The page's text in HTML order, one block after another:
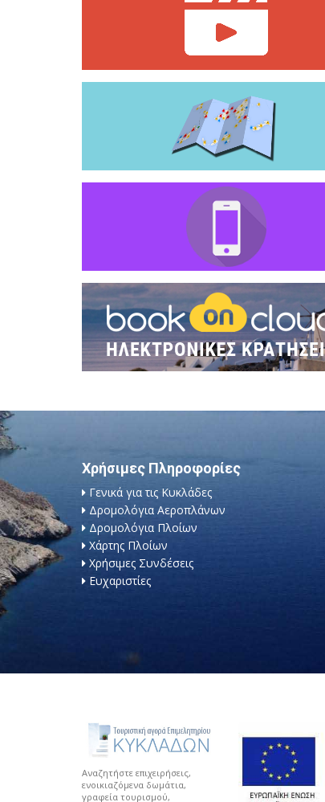
Χρήσιμες Πληροφορίες
Γενικά για τις Κυκλάδες
Δρομολόγια Αεροπλάνων
Δρομολόγια Πλοίων
Χάρτης Πλοίων
Χρήσιμες Συνδέσεις
Ευχαριστίες
Αναζητήστε επιχειρήσεις,
ενοικιαζόμενα δωμάτια,
γραφεία τουρισμού,